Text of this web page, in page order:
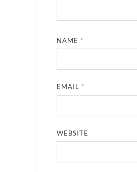
NAME *
EMAIL *
WEBSITE